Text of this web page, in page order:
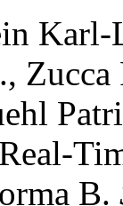
Karl-
, Zucca
B.